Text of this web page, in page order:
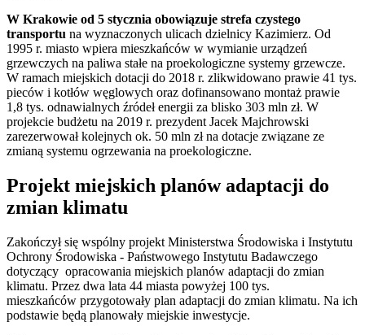
W Krakowie od 5 stycznia obowiązuje strefa czystego
transportu na wyznaczonych ulicach dzielnicy Kazimierz. Od
1995 r. miasto wpiera mieszkańców w wymianie urządzeń
grzewczych na paliwa stałe na proekologiczne systemy grzewcze.
W ramach miejskich dotacji do 2018 r. zlikwidowano prawie 41 tys.
pieców i kotłów węglowych oraz dofinansowano montaż prawie
1,8 tys. odnawialnych źródeł energii za blisko 303 mln zł. W
projekcie budżetu na 2019 r. prezydent Jacek Majchrowski
zarezerwował kolejnych ok. 50 mln zł na dotacje związane ze
zmianą systemu ogrzewania na proekologiczne.
Projekt miejskich planów adaptacji do
zmian klimatu
Zakończył się wspólny projekt Ministerstwa Środowiska i Instytutu
Ochrony Środowiska - Państwowego Instytutu Badawczego
dotyczący opracowania miejskich planów adaptacji do zmian
klimatu. Przez dwa lata 44 miasta powyżej 100 tys.
mieszkańców przygotowały plan adaptacji do zmian klimatu. Na ich
podstawie będą planowały miejskie inwestycje.